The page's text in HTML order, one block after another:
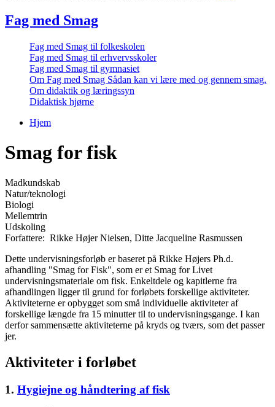
Fag med Smag
Fag med Smag til folkeskolen
Fag med Smag til erhvervsskoler
Fag med Smag til gymnasiet
Om Fag med Smag Sådan kan vi lære med og gennem smag.
Om didaktik og læringssyn
Didaktisk hjørne
Hjem
Smag for fisk
Madkundskab
Natur/teknologi
Biologi
Mellemtrin
Udskoling
Forfattere: Rikke Højer Nielsen, Ditte Jacqueline Rasmussen
Dette undervisningsforløb er baseret på Rikke Højers Ph.d.
afhandling "Smag for Fisk", som er et Smag for Livet
undervisningsmateriale om fisk. Enkeltdele og kapitlerne fra
afhandlingen ligger til grund for forløbets forskellige aktiviteter.
Aktiviteterne er opbygget som små individuelle aktiviteter af
forskellige længde fra 15 minutter til to undervisningsgange. I kan
derfor sammensætte aktiviteterne på kryds og tværs, som det passer
jer.
Aktiviteter i forløbet
1. Hygiejne og håndtering af fisk